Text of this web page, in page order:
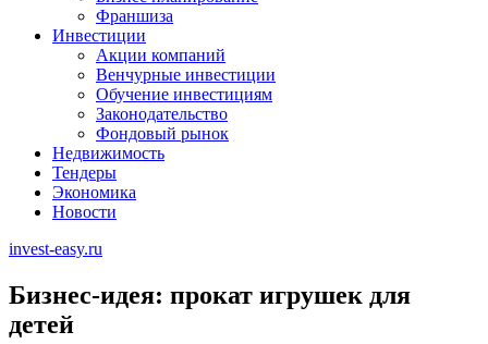
Франшиза
Инвестиции
Акции компаний
Венчурные инвестиции
Обучение инвестициям
Законодательство
Фондовый рынок
Недвижимость
Тендеры
Экономика
Новости
invest-easy.ru
Бизнес-идея: прокат игрушек для
детей